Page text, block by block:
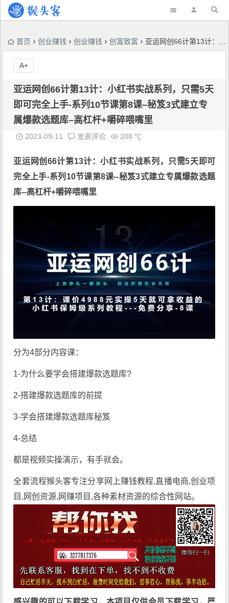
首页 创业赚钱 创业赚钱 创富致富 亚运网创66计第13计：小红书实战系列，只需5天即可完全上手-系列10节课第8课–秘笈3式建立专属爆款选题库–高杠杆+嚼碎喂嘴里
亚运网创66计第13计：小红书实战系列，只需5天
即可完全上手-系列10节课第8课–秘笈3式建立专
属爆款选题库–高杠杆+嚼碎喂嘴里
2023-09-11 发表评论 208 ℃
亚运网创 66计第13计：小红书实战系列，只需5天即可
完全上手-系列10节课第8课--秘笈3式建立专属爆款选题
库--高杠杆+嚼碎喂嘴里
分为4部分内容课：
1-为什么要学会搭建爆款选题库?
2-搭建爆款选题库的前提
3-学会搭建爆款选题库秘笈
4-总结
都是视频实操演示，有手就会。
全套流程猴头客专注分享网上赚钱教程,直播电商,创业项
目,网创资源, 网赚项目 ,各种素材资源的综合性网站。
A+